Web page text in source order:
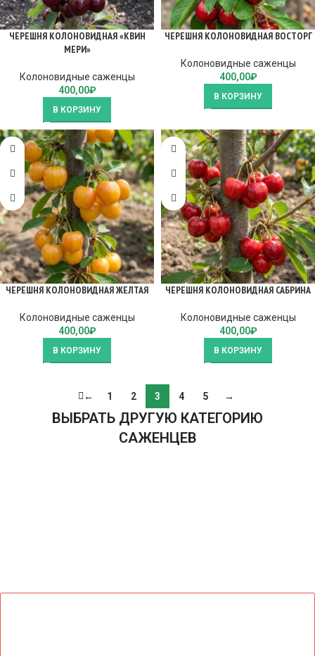
ЧЕРЕШНЯ КОЛОНОВИДНАЯ «КВИН
МЕРИ»
Колоновидные саженцы
400,00₽
В КОРЗИНУ
ЧЕРЕШНЯ КОЛОНОВИДНАЯ ВОСТОРГ
Колоновидные саженцы
400,00₽
В КОРЗИНУ
ЧЕРЕШНЯ КОЛОНОВИДНАЯ ЖЕЛТАЯ
Колоновидные саженцы
400,00₽
В КОРЗИНУ
ЧЕРЕШНЯ КОЛОНОВИДНАЯ САБРИНА
Колоновидные саженцы
400,00₽
В КОРЗИНУ
← 1 2 3 4 5 →
ВЫБРАТЬ ДРУГУЮ КАТЕГОРИЮ
САЖЕНЦЕВ